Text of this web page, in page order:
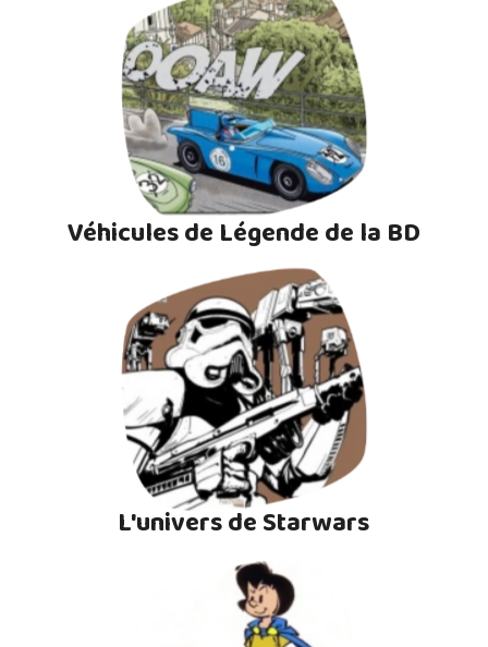
Véhicules de Légende de la BD
L'univers de Starwars